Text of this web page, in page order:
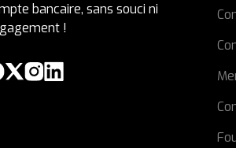
bancaire, sans souci ni
!